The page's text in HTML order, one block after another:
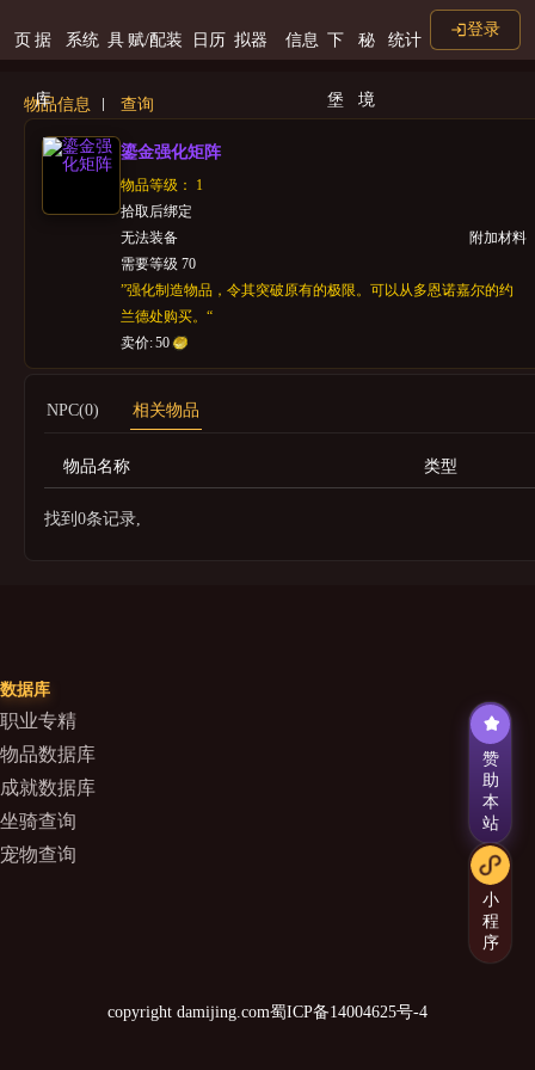
页 据
库
系统 具 赋/配装 日历 拟器 信息 下
堡
秘
境
统计
登录
物品信息 查询
鎏金强化矩阵
物品等级： 1
拾取后绑定
无法装备
附加材料
需要等级 70
”强化制造物品，令其突破原有的极限。可以从多恩诺嘉尔的约
兰德处购买。“
卖价:50
NPC(0) 相关物品
物品名称 类型
找到0条记录,
数据库
职业专精
物品数据库
成就数据库
坐骑查询
宠物查询
copyright damijing.com蜀ICP备14004625号-4
赞
助
本
站
小
程
序